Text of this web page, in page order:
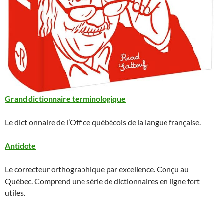
Grand dictionnaire terminologique
Le dictionnaire de l’Office québécois de la langue française.
Antidote
Le correcteur orthographique par excellence. Conçu au
Québec. Comprend une série de dictionnaires en ligne fort
utiles.